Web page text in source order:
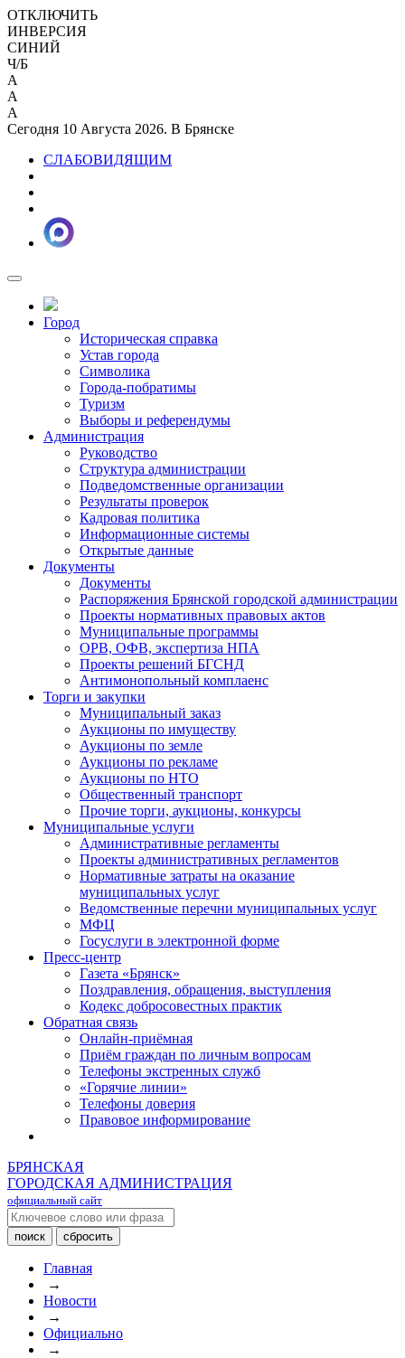
ОТКЛЮЧИТЬ
ИНВЕРСИЯ
СИНИЙ
Ч/Б
A
A
A
Сегодня 10 Августа 2026. В Брянске
СЛАБОВИДЯЩИМ
Город
Историческая справка
Устав города
Символика
Города-побратимы
Туризм
Выборы и референдумы
Администрация
Руководство
Структура администрации
Подведомственные организации
Результаты проверок
Кадровая политика
Информационные системы
Открытые данные
Документы
Документы
Распоряжения Брянской городской администрации
Проекты нормативных правовых актов
Муниципальные программы
ОРВ, ОФВ, экспертиза НПА
Проекты решений БГСНД
Антимонопольный комплаенс
Торги и закупки
Муниципальный заказ
Аукционы по имуществу
Аукционы по земле
Аукционы по рекламе
Аукционы по НТО
Общественный транспорт
Прочие торги, аукционы, конкурсы
Муниципальные услуги
Административные регламенты
Проекты административных регламентов
Нормативные затраты на оказание
муниципальных услуг
Ведомственные перечни муниципальных услуг
МФЦ
Госуслуги в электронной форме
Пресс-центр
Газета «Брянск»
Поздравления, обращения, выступления
Кодекс добросовестных практик
Обратная связь
Онлайн-приёмная
Приём граждан по личным вопросам
Телефоны экстренных служб
«Горячие линии»
Телефоны доверия
Правовое информирование
БРЯНСКАЯ
ГОРОДСКАЯ АДМИНИСТРАЦИЯ
официальный сайт
Главная
→
Новости
→
Официально
→